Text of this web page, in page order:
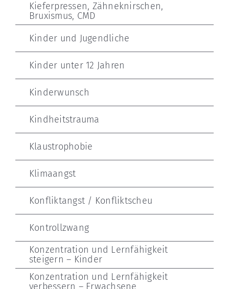
Kieferpressen, Zähneknirschen,
Bruxismus, CMD
Kinder und Jugendliche
Kinder unter 12 Jahren
Kinderwunsch
Kindheitstrauma
Klaustrophobie
Klimaangst
Konfliktangst / Konfliktscheu
Kontrollzwang
Konzentration und Lernfähigkeit
steigern – Kinder
Konzentration und Lernfähigkeit
verbessern – Erwachsene